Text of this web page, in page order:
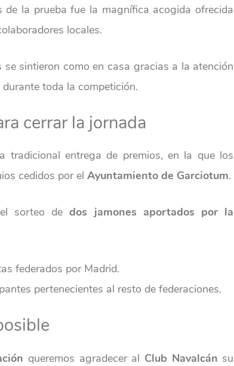
la prueba fue la magnífica acogida ofrecida
locales.
sintieron como en casa gracias a la atención
toda la competición.
cerrar la jornada
tradicional entrega de premios, en la que los
cedidos por el Ayuntamiento de Garciotum.
el sorteo dedos jamones aportados por la
federados por Madrid.
pertenecientes al resto de federaciones.
queremos agradecer al Club Navalcán su